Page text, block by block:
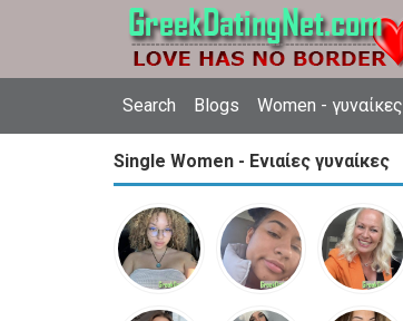
Search Blogs Women - γυναίκες
Single Women - Ενιαίες γυναίκες